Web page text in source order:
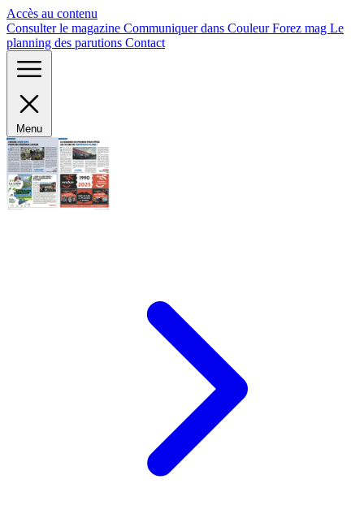
Accès au contenu
Consulter le magazine Communiquer dans Couleur Forez mag Le
planning des parutions Contact
Menu
Panneau de gestion des cookies